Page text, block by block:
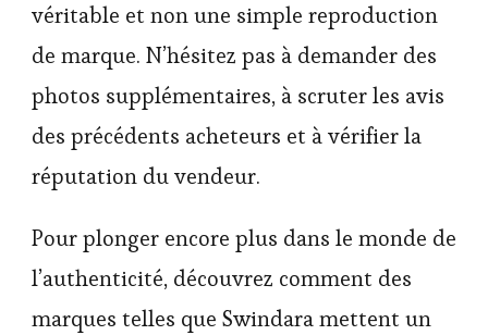
véritable et non une simple reproduction
de marque. N’hésitez pas à demander des
photos supplémentaires, à scruter les avis
des précédents acheteurs et à vérifier la
réputation du vendeur.
Pour plonger encore plus dans le monde de
l’authenticité, découvrez comment des
marques telles que Swindara mettent un